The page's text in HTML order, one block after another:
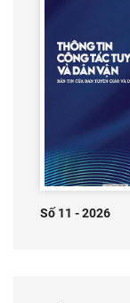
Số 11 - 2026